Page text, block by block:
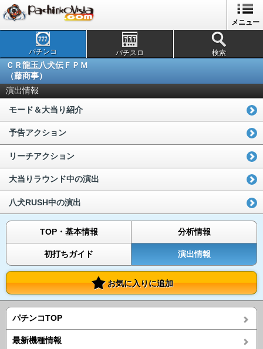
メニュー
パチンコ パチスロ 検索
ＣＲ龍玉八犬伝ＦＰＭ
（藤商事）
演出情報
モード＆大当り紹介
予告アクション
リーチアクション
大当りラウンド中の演出
八犬RUSH中の演出
TOP・基本情報 分析情報
初打ちガイド 演出情報
お気に入りに追加
パチンコTOP
最新機種情報